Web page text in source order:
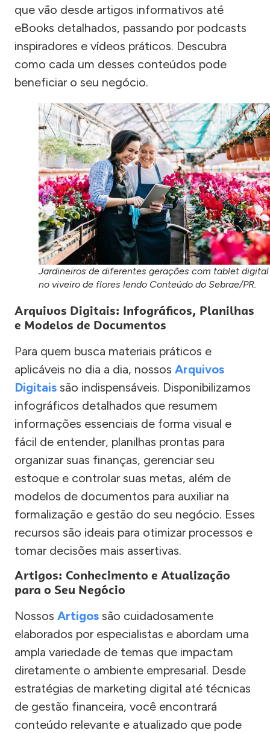
que vão desde artigos informativos até
eBooks detalhados, passando por podcasts
inspiradores e vídeos práticos. Descubra
como cada um desses conteúdos pode
beneficiar o seu negócio.
Jardineiros de diferentes gerações com tablet digital
no viveiro de flores lendo Conteúdo do Sebrae/PR.
Arquivos Digitais: Infográficos, Planilhas
e Modelos de Documentos
Para quem busca materiais práticos e
aplicáveis no dia a dia, nossos Arquivos
Digitais são indispensáveis. Disponibilizamos
infográficos detalhados que resumem
informações essenciais de forma visual e
fácil de entender, planilhas prontas para
organizar suas finanças, gerenciar seu
estoque e controlar suas metas, além de
modelos de documentos para auxiliar na
formalização e gestão do seu negócio. Esses
recursos são ideais para otimizar processos e
tomar decisões mais assertivas.
Artigos: Conhecimento e Atualização
para o Seu Negócio
Nossos Artigos são cuidadosamente
elaborados por especialistas e abordam uma
ampla variedade de temas que impactam
diretamente o ambiente empresarial. Desde
estratégias de marketing digital até técnicas
de gestão financeira, você encontrará
conteúdo relevante e atualizado que pode